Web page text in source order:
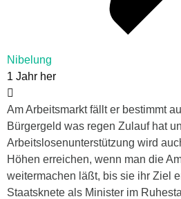
Nibelung
1 Jahr her
Am Arbeitsmarkt fällt er bestimmt
Bürgergeld was regen Zulauf hat
Arbeitslosenunterstützung wird
Höhen erreichen, wenn man die
weitermachen läßt, bis sie ihr Ziel
Staatsknete als Minister im